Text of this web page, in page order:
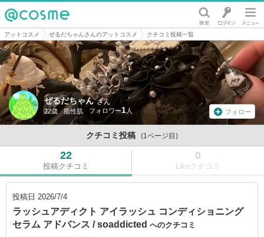
@cosme
アットコスメ ぜるだちゃんさんのアットコスメ クチコミ投稿一覧
ぜるだちゃん さん
22歳 脂性肌 1 フォロー
クチコミ投稿 (1ページ目)
22
投稿クチコミ
0
Likeクチコミ
投稿日 2026/7/4
ラッシュアディクト アイラッシュ コンディショニング
セラム アドバンス / soaddicted へのクチコミ